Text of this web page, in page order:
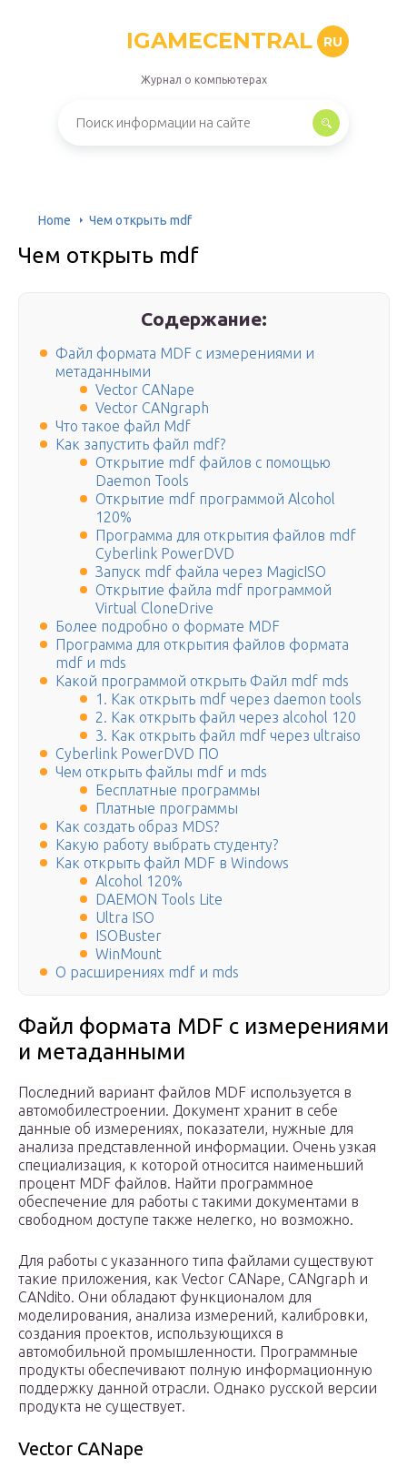
IGAMECENTRAL RU
Журнал о компьютерах
Home Чем открыть mdf
Чем открыть mdf
Содержание:
Файл формата MDF с измерениями и
метаданными
Vector CANape
Vector CANgraph
Что такое файл Mdf
Как запустить файл mdf?
Открытие mdf файлов с помощью
Daemon Tools
Открытие mdf программой Alcohol
120%
Программа для открытия файлов mdf
Cyberlink PowerDVD
Запуск mdf файла через MagicISO
Открытие файла mdf программой
Virtual CloneDrive
Более подробно о формате MDF
Программа для открытия файлов формата
mdf и mds
Какой программой открыть Файл mdf mds
1. Как открыть mdf через daemon tools
2. Как открыть файл через alcohol 120
3. Как открыть файл mdf через ultraiso
Cyberlink PowerDVD ПО
Чем открыть файлы mdf и mds
Бесплатные программы
Платные программы
Как создать образ MDS?
Какую работу выбрать студенту?
Как открыть файл MDF в Windows
Alcohol 120%
DAEMON Tools Lite
Ultra ISO
ISOBuster
WinMount
О расширениях mdf и mds
Файл формата MDF с измерениями
и метаданными
Последний вариант файлов MDF используется в
автомобилестроении. Документ хранит в себе
данные об измерениях, показатели, нужные для
анализа представленной информации. Очень узкая
специализация, к которой относится наименьший
процент MDF файлов. Найти программное
обеспечение для работы с такими документами в
свободном доступе также нелегко, но возможно.
Для работы с указанного типа файлами существуют
такие приложения, как Vector CANape, CANgraph и
CANdito. Они обладают функционалом для
моделирования, анализа измерений, калибровки,
создания проектов, использующихся в
автомобильной промышленности. Программные
продукты обеспечивают полную информационную
поддержку данной отрасли. Однако русской версии
продукта не существует.
Vector CANape